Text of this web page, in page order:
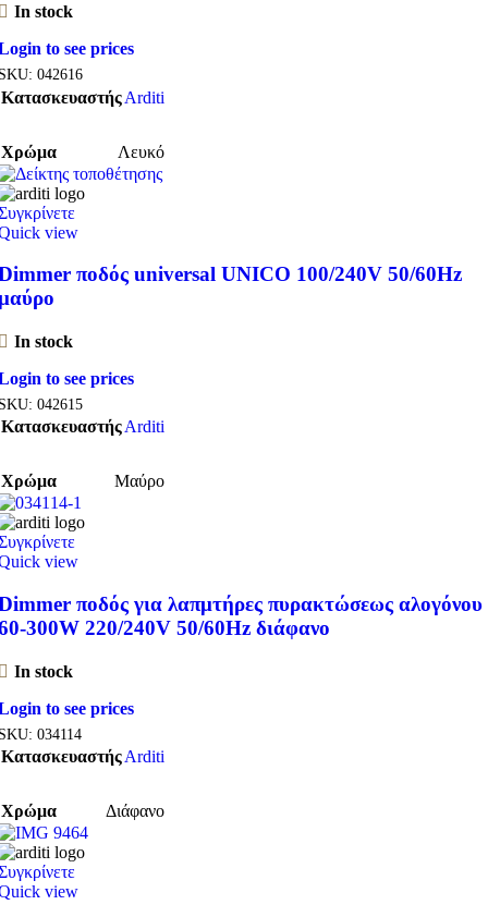
In stock
to see prices
042616
ΚατασκευαστήςArditi
Χρώμα Λευκό
view
ποδός universal UNICO 100/240V 50/60Hz
In stock
to see prices
042615
ΚατασκευαστήςArditi
Χρώμα Μαύρο
view
ποδός για λαπμτήρες πυρακτώσεως αλογόνου
300W 220/240V 50/60Hz διάφανο
In stock
to see prices
034114
ΚατασκευαστήςArditi
Χρώμα Διάφανο
view